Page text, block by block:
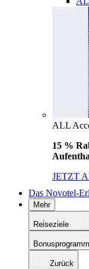
ALL
15 %
JETZT
Das Novotel-
Mehr
Reiseziele
Bonusprogramm
Zurück